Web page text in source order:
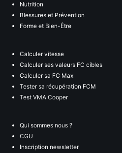
Nutrition
Blessures et Prévention
Forme et Bien-Être
Calculer vitesse
Calculer ses valeurs FC cibles
Calculer sa FC Max
Tester sa récupération FCM
Test VMA Cooper
Qui sommes nous ?
CGU
Inscription newsletter